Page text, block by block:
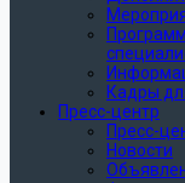
Кадры
Пресс-центр
Пресс-
Новости